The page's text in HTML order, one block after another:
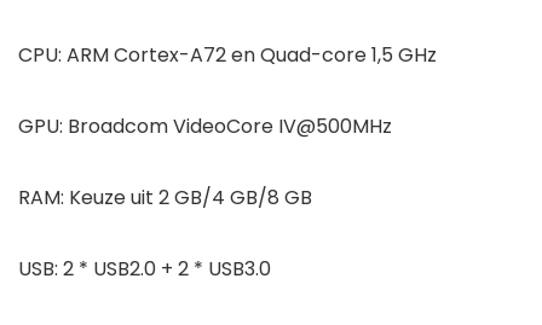
CPU: ARM Cortex-A72 en Quad-core 1,5 GHz
GPU: Broadcom VideoCore IV@500MHz
RAM: Keuze uit 2 GB/4 GB/8 GB
USB: 2 * USB2.0 + 2 * USB3.0